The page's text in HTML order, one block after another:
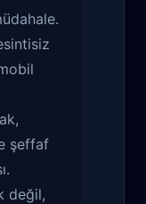
şeffaf
değil,